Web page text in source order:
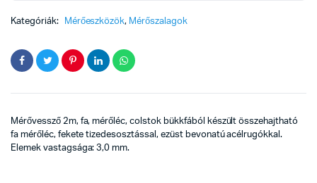
Kategóriák: Mérőeszközök, Mérőszalagok
Mérővessző 2m, fa, mérőléc, colstok bükkfából készült összehajtható
fa mérőléc, fekete tizedesosztással, ezüst bevonatú acélrugókkal.
Elemek vastagsága: 3,0 mm.